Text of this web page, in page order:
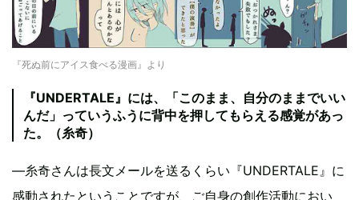
『死ぬ前にアイス食べる漫画』より
『UNDERTALE』には、「このまま、自分のままでいい
んだ」っていうふうに背中を押してもらえる感覚があっ
た。（糸奇）
—糸奇さんは長文メールを送るくらい『UNDERTALE』に
感動されたということですが、ご自身の創作活動におい